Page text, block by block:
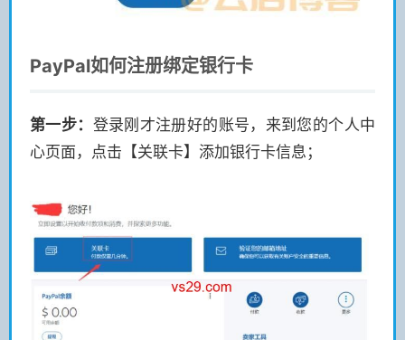
PayPal如何注册绑定银行卡
第一步： 登录刚才注册好的账号，来到您的个人中
心页面，点击【关联卡】添加银行卡信息；